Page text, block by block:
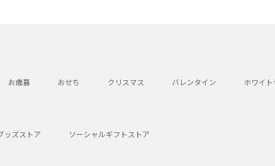
お歳暮 おせち クリスマス バレンタイン ホワイ
ッズストア ソーシャルギフトストア